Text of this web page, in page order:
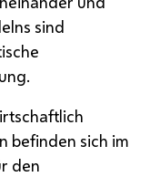
sind
befinden sich im
den